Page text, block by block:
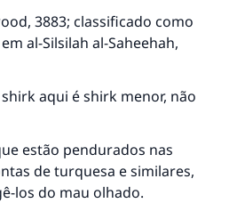
3883; classificado como
al-Silsilah al-Saheehah,
aqui é shirk menor, não
estão pendurados nas
de turquesa e similares,
los do mau olhado.
110845 salvou um